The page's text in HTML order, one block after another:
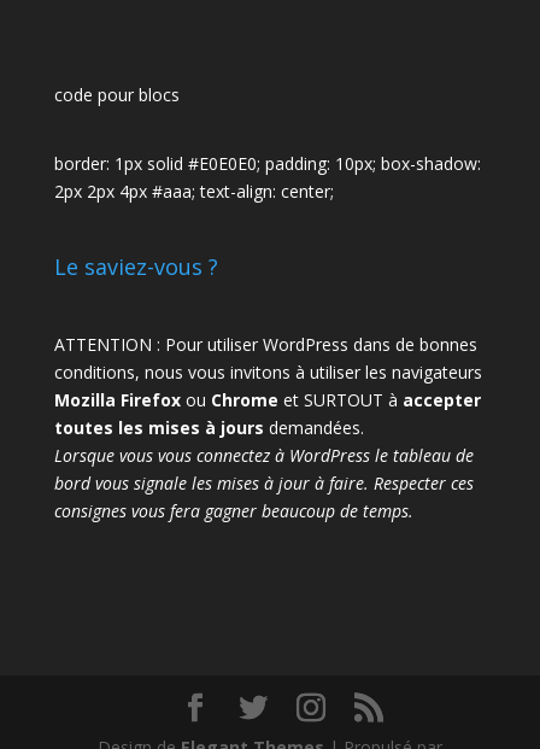
code pour blocs
border: 1px solid #E0E0E0; padding: 10px; box-shadow:
2px 2px 4px #aaa; text-align: center;
Le saviez-vous ?
ATTENTION : Pour utiliser WordPress dans de bonnes
conditions, nous vous invitons à utiliser les navigateurs
Mozilla Firefoxou Chrome et SURTOUT à accepter
toutes les mises à jours demandées.
Lorsque vous vous connectez à WordPress le tableau de
bord vous signale les mises à jour à faire. Respecter ces
consignes vous fera gagner beaucoup de temps.